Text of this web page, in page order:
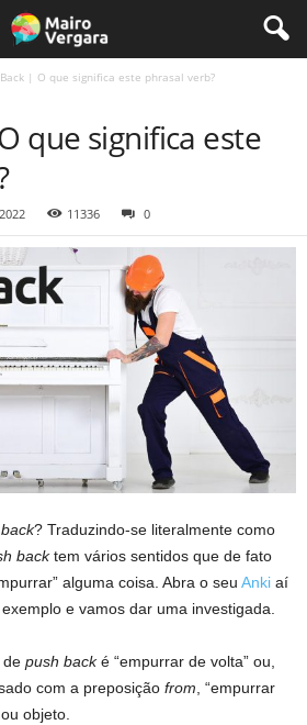
| O que significa este phrasal verb?
que significa este
11336 0
? Traduzindo-se literalmente como
backtem vários sentidos que de fato
alguma coisa. Abra o seu Anki aí
e vamos dar uma investigada.
de push backé “empurrar de volta” ou,
com a preposição from , “empurrar
objeto.